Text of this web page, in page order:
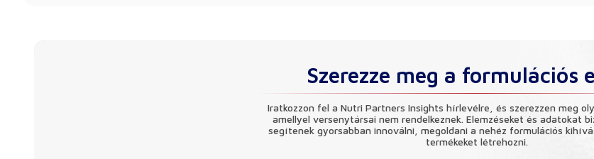
Szerezze meg a formulációs
Iratkozzon fel a Nutri Partners Insights hírlevélre, és szerezzen meg
amellyel versenytársai nem rendelkeznek. Elemzéseket és adatokat
segítenek gyorsabban innoválni, megoldani a nehéz formulációs
termékeket létrehozni.